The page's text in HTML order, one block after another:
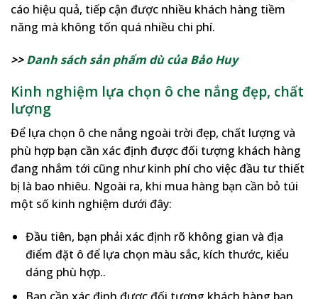
cáo hiệu quả, tiếp cận được nhiều khách hàng tiềm
năng mà không tốn quá nhiều chi phí.
>>Danh sách sản phẩm dù của Bảo Huy
Kinh nghiệm lựa chọn ô che nắng đẹp, chất
lượng
Để lựa chọn ô che nắng ngoài trời đẹp, chất lượng và
phù hợp bạn cần xác định được đối tượng khách hàng
đang nhắm tới cũng như kinh phí cho việc đầu tư thiết
bị là bao nhiêu. Ngoài ra, khi mua hàng bạn cần bỏ túi
một số kinh nghiệm dưới đây:
Đầu tiên, bạn phải xác định rõ không gian và địa
điểm đặt ô để lựa chọn màu sắc, kích thước, kiểu
dáng phù hợp..